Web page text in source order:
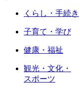
くらし・手続き
子育て・学び
健康・福祉
観光・文化・
スポーツ